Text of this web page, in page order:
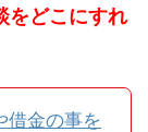
をどこにすれ
借金の事を